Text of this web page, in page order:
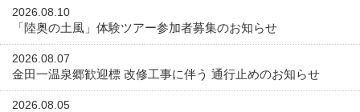
2026.08.10
「陸奥の土風」体験ツアー参加者募集のお知らせ
2026.08.07
金田一温泉郷歓迎標 改修工事に伴う 通行止めのお知らせ
2026.08.05